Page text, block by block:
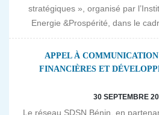
stratégiques », organisé par
Energie &Prospérité, dans le
APPEL À
FINANCIÈRES ET
30 SEPTEMBRE
Le réseau SDSN Bénin, en